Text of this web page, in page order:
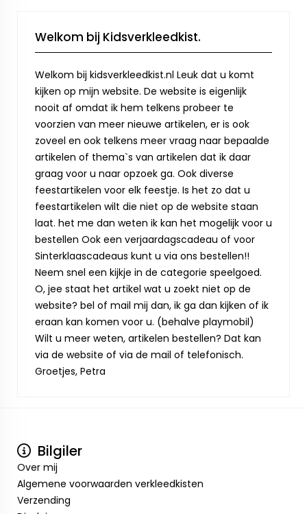
Welkom bij Kidsverkleedkist.
Welkom bij kidsverkleedkist.nl Leuk dat u komt
kijken op mijn website. De website is eigenlijk
nooit af omdat ik hem telkens probeer te
voorzien van meer nieuwe artikelen, er is ook
zoveel en ook telkens meer vraag naar bepaalde
artikelen of thema`s van artikelen dat ik daar
graag voor u naar opzoek ga. Ook diverse
feestartikelen voor elk feestje. Is het zo dat u
feestartikelen wilt die niet op de website staan
laat. het me dan weten ik kan het mogelijk voor u
bestellen Ook een verjaardagscadeau of voor
Sinterklaascadeaus kunt u via ons bestellen!!
Neem snel een kijkje in de categorie speelgoed.
O, jee staat het artikel wat u zoekt niet op de
website? bel of mail mij dan, ik ga dan kijken of ik
eraan kan komen voor u. (behalve playmobil)
Wilt u meer weten, artikelen bestellen? Dat kan
via de website of via de mail of telefonisch.
Groetjes, Petra
Bilgiler
Over mij
Algemene voorwaarden verkleedkisten
Verzending